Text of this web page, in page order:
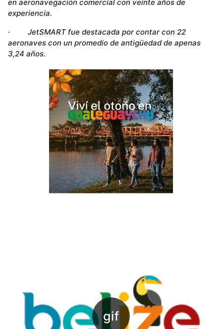
en aeronavegación comercial con veinte años de
experiencia.
· JetSMART fue destacada por contar con 22
aeronaves con un promedio de antigüedad de apenas
3,24 años.